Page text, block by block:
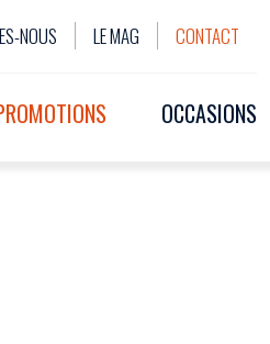
NOUS LE MAG CONTACT
OCCASIONS